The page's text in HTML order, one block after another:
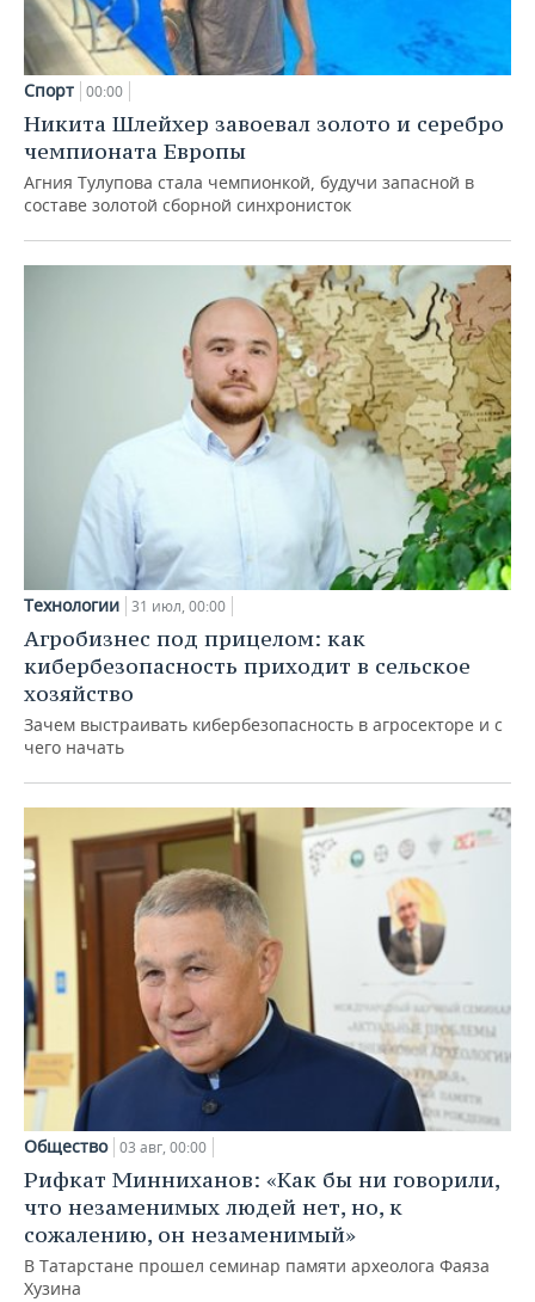
Спорт 00:00
Никита Шлейхер завоевал золото и серебро
чемпионата Европы
Агния Тулупова стала чемпионкой, будучи запасной в
составе золотой сборной синхронисток
Технологии 31 июл, 00:00
Агробизнес под прицелом: как
кибербезопасность приходит в сельское
хозяйство
Зачем выстраивать кибербезопасность в агросекторе и с
чего начать
Общество 03 авг, 00:00
Рифкат Минниханов: «Как бы ни говорили,
что незаменимых людей нет, но, к
сожалению, он незаменимый»
В Татарстане прошел семинар памяти археолога Фаяза
Хузина